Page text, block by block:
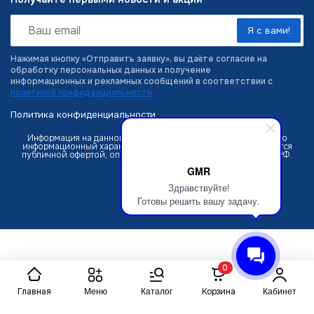
GMR
Здравствуйте!
Готовы решить вашу задачу.
Нажимая кнопку «Отправить заявку», вы даёте согласие на
обработку персональных данных и получение
информационных и рекламных сообщений в соответствии с
политикой конфиденциальности
Политика конфиденциальности
Информация на данном интернет-сайте носит исключительно
информационный характер и ни при каких условиях не является
публичной офертой, определяемой положениями ст. 437 ГК РФ.
Главная Меню Каталог
0
Корзина Кабинет